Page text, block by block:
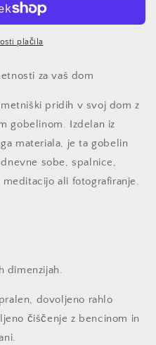
plačila
za vaš dom
pridih v svoj dom z
gobelinom. Izdelan iz
materiala, je ta gobelin
sobe, spalnice,
ali fotografiranje.
dimenzijah.
dovoljeno rahlo
čiščenje z bencinom in